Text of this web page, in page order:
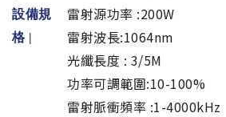
設備規
格 |
雷射源功率 :200W
雷射波長:1064nm
光纖長度 : 3/5M
功率可調範圍:10-100%
雷射脈衝頻率 :1-4000kHz